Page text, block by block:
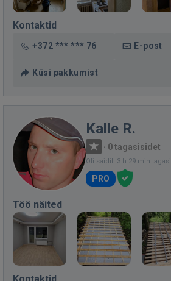
Kontaktid
+372 *** *** 76 E-post
Küsi pakkumist
Kalle R.
· 0 tagasisidet
Oli saidil: 3 h 29 min tagasi
PRO
Töö näited